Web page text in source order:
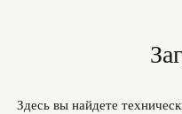
Здесь вы найдете